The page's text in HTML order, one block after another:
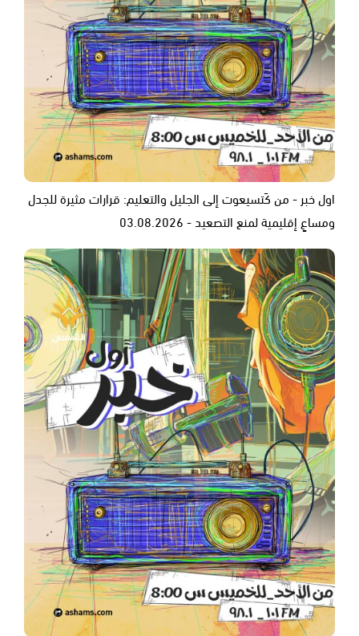
اول خبر - من كَتسيعوت إلى الجليل والتعليم: قرارات مثيرة للجدل
ومساعٍ إقليمية لمنع التصعيد - 03.08.2026